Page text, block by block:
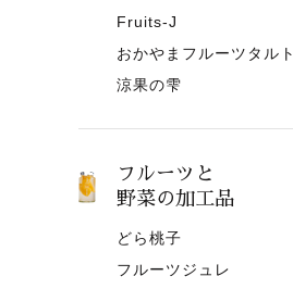
Fruits-J
おかやまフルーツタルト
涼果の雫
フルーツと
野菜の加工品
どら桃子
フルーツジュレ